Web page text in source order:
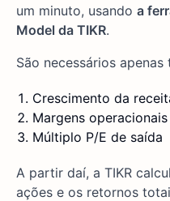
um minuto, usando a
Model da TIKR.
São necessários
Crescimento da
Margens operacionais
Múltiplo P/E de saída
A partir daí, a TIKR
ações e os retornos